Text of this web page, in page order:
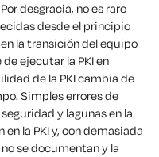
desgracia, no es raro
desde el principio
la transición del equipo
ejecutar la PKI en
de la PKI cambia de
Simples errores de
y lagunas en la
la PKI y, con demasiada
se documentan y la